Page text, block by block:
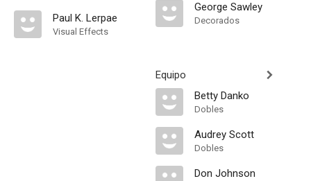
Paul K. Lerpae
Visual Effects
George Sawley
Decorados
Equipo
Betty Danko
Dobles
Audrey Scott
Dobles
Don Johnson